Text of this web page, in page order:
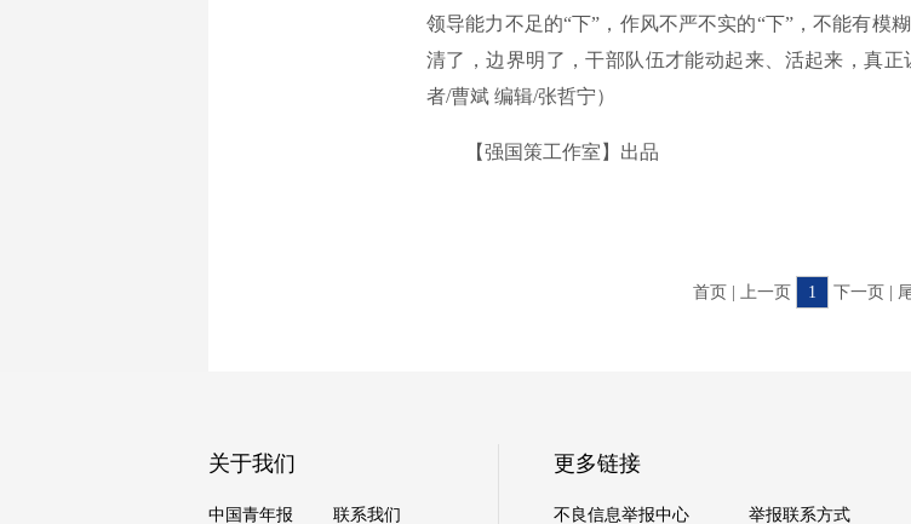
领导能力不足的“下”，作风不严不实的“下”，不能有模
清了，边界明了，干部队伍才能动起来、活起来，真
者/曹斌 编辑/张哲宁）
【强国策工作室】出品
首页 | 上一页 1 下一页 |
关于我们
中国青年报 联系我们
更多链接
不良信息举报中心 举报联系方式